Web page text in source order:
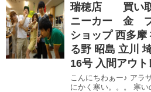
瑞穂店 買い
ニーカー 金
ショップ 西多摩
る野 昭島 立川
16号 入間アウト
こんにちわぁー♪ アラ
にかく寒い。。。 寒い